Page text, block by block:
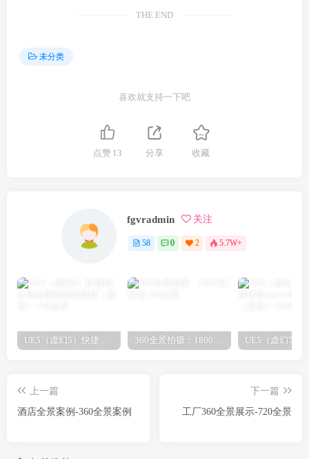
THE END
未分类
喜欢就支持一下吧
点赞 13 分享 收藏
fgvradmin 关注
58 0 2 5.7W+
上一篇
酒店全景案例-360全景案例
下一篇
工厂360全景展示-720全景